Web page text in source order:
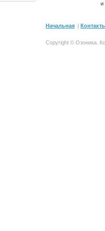
и
Начальная |
Copyright © Озоника.